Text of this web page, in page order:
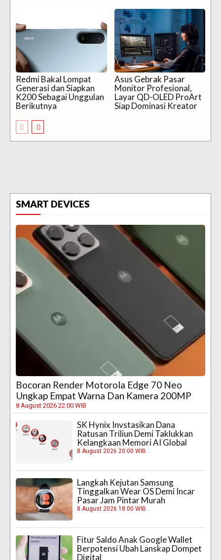
Redmi Bakal Lompat
Generasi dan Siapkan
K200 Sebagai Unggulan
Berikutnya
Asus Gebrak Pasar
Monitor Profesional,
Layar QD-OLED ProArt
Siap Dominasi Kreator
SMART DEVICES
Bocoran Render Motorola Edge 70 Neo
Ungkap Empat Warna Dan Kamera 200MP
8 August 2026 22:00 WIB
SK Hynix Invstasikan Dana
Ratusan Triliun Demi Taklukkan
Kelangkaan Memori AI Global
8 August 2026 20:00 WIB
Langkah Kejutan Samsung
Tinggalkan Wear OS Demi Incar
Pasar Jam Pintar Murah
8 August 2026 18:00 WIB
Fitur Saldo Anak Google Wallet
Berpotensi Ubah Lanskap Dompet
Digital